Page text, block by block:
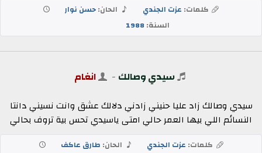
كلمات: عزت الجندي الحان:حسن نوار
السنة:1988
سيدي وصالك - انغام
سيدي وصالك زاد عليا حنيني زادني دلالك عشق وانت نسيني دانتا
النسائم اللي بيها العمر حالي امتى ياسيدي تحس بية تروف بحالي
كلمات: عزت الجندي الحان: طارق عاكف